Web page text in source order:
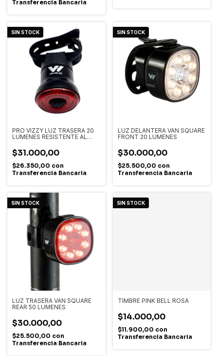
Transferencia Bancaria
SIN STOCK
PRO VIZZY LUZ TRASERA 20
LUMENES RESISTENTE AL
$31.000,00
$26.350,00 con
Transferencia Bancaria
SIN STOCK
LUZ DELANTERA VAN SQUARE
FRONT 20 LUMENES
$30.000,00
$25.500,00 con
Transferencia Bancaria
SIN STOCK
LUZ TRASERA VAN SQUARE
REAR 50 LUMENES
$30.000,00
$25.500,00 con
Transferencia Bancaria
SIN STOCK
TIMBRE PINK BELL ROSA
$14.000,00
$11.900,00 con
Transferencia Bancaria